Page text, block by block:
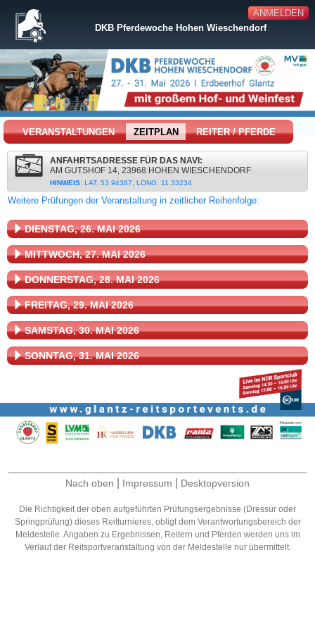
ANMELDEN
DKB Pferdewoche Hohen Wieschendorf
VERANSTALTUNGEN ZEITPLAN REITER / PFERDE
ANFAHRTSADRESSE FÜR DAS NAVI:
AM GUTSHOF 14, 23968 HOHEN WIESCHENDORF
HINWEIS: LAT: 53.94387, LONG: 11.33234
Weitere Prüfungen der Veranstaltung in zeitlicher Reihenfolge:
DIENSTAG, 26. MAI 2026
MITTWOCH, 27. MAI 2026
DONNERSTAG, 28. MAI 2026
FREITAG, 29. MAI 2026
SAMSTAG, 30. MAI 2026
SONNTAG, 31. MAI 2026
Nach oben Impressum Desktopversion
Die Richtigkeit der oben aufgeführten Prüfungsergebnisse (Dressur oder
Springprüfung) dieses Reitturnieres, obligt dem Verantwortungsbereich der
Meldestelle. Angaben zu Ergebnissen, Reitern und Pferden werden uns im
Verlauf der Reitsportveranstaltung von der Meldestelle nur übermittelt.